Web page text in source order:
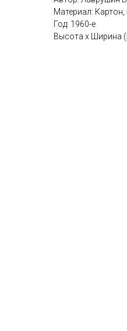
Материал:
Год: 1960-е
Высота x Ширина